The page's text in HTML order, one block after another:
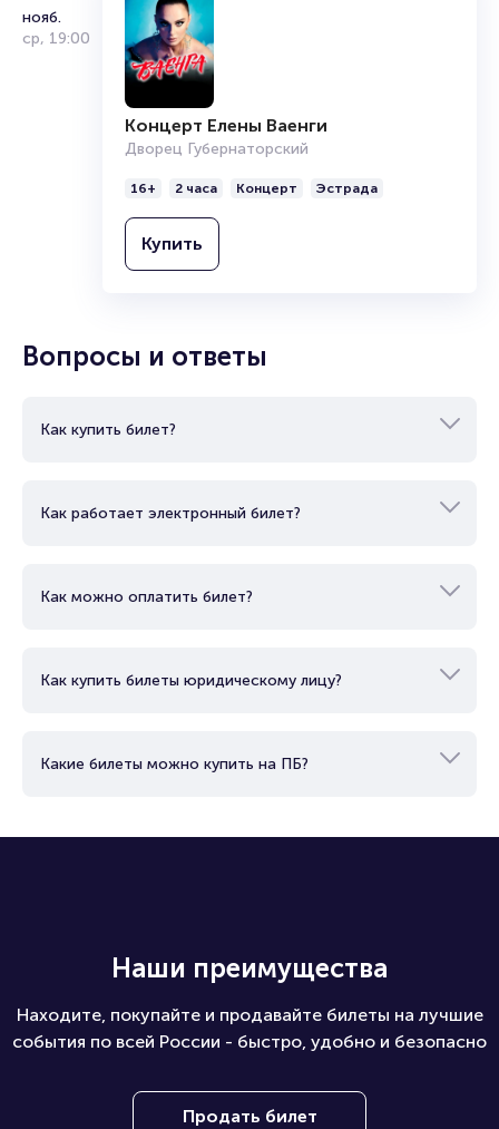
Продать билет
Брокерам
Организаторам
нояб.
ср, 19:00
Концерт Елены Ваенги
Дворец Губернаторский
16+ 2 часа Концерт Эстрада
Купить
Вопросы и ответы
Как купить билет?
Как работает электронный билет?
Как можно оплатить билет?
Как купить билеты юридическому лицу?
Какие билеты можно купить на ПБ?
Наши преимущества
Находите, покупайте и продавайте билеты на лучшие
события по всей России - быстро, удобно и безопасно
Продать билет